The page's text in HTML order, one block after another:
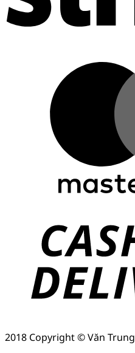
2018 Copyright © Văn Trung